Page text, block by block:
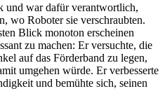
und war dafür verantwortlich,
wo Roboter sie verschraubten.
Blick monoton erscheinen
zu machen: Er versuchte, die
auf das Förderband zu legen,
umgehen würde. Er verbesserte
und bemühte sich, seinen